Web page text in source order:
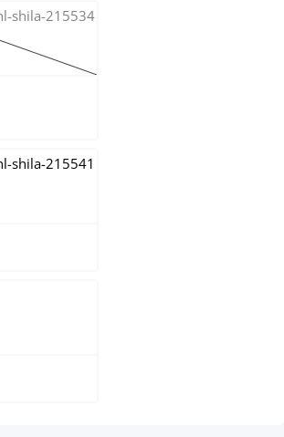
oranje
(Deze optie is momenteel niet beschikbaar.)